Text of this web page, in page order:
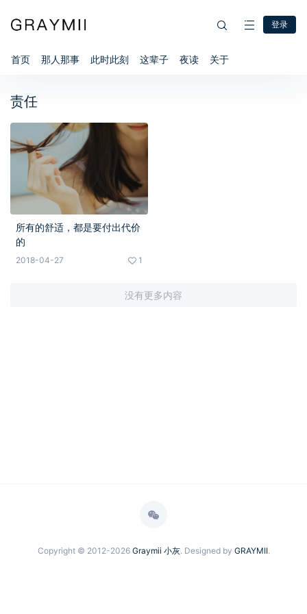
登录
首页 那人那事 此时此刻 这辈子 夜读 关于
责任
所有的舒适，都是要付出代价
的
2018-04-27 1
没有更多内容
Copyright © 2012-2026 Graymii 小灰. Designed by GRAYMII.